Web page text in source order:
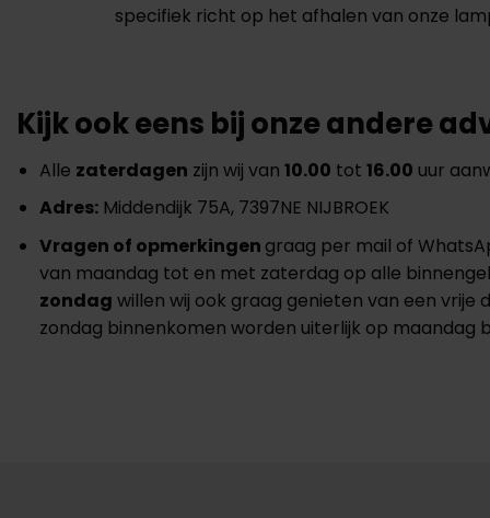
specifiek richt op het afhalen van onze
Kijk ook eens bij onze andere
Alle zaterdagen zijn wij van 10.00 tot 16.00 uur
Adres:Middendijk 75A, 7397NE NIJBROEK
Vragen of opmerkingen graag per mail of
van maandag tot en met zaterdag op alle
zondag willen wij ook graag genieten van een vrije
zondag binnenkomen worden uiterlijk op maandag